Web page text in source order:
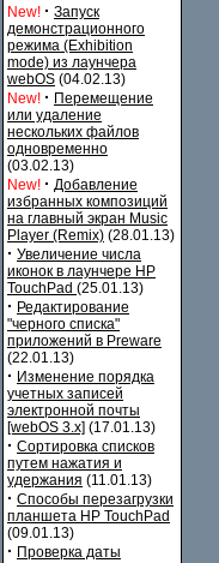
New! · Запуск
демонстрационного
режима (Exhibition
mode) из лаунчера
webOS (04.02.13)
New! · Перемещение
или удаление
нескольких файлов
одновременно
(03.02.13)
New! · Добавление
избранных композиций
на главный экран Music
Player (Remix) (28.01.13)
· Увеличение числа
иконок в лаунчере HP
TouchPad (25.01.13)
· Редактирование
"черного списка"
приложений в Preware
(22.01.13)
· Изменение порядка
учетных записей
электронной почты
[webOS 3.x] (17.01.13)
· Сортировка списков
путем нажатия и
удержания (11.01.13)
· Способы перезагрузки
планшета HP TouchPad
(09.01.13)
· Проверка даты